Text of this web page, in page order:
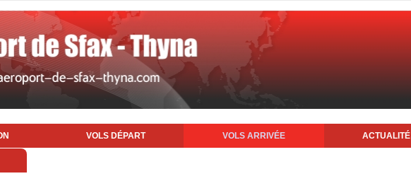
VOLS DÉPART VOLS ARRIVÉE ACTUALITÉ